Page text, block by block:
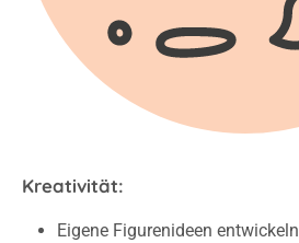
Kreativität:
Eigene Figurenideen entwickeln